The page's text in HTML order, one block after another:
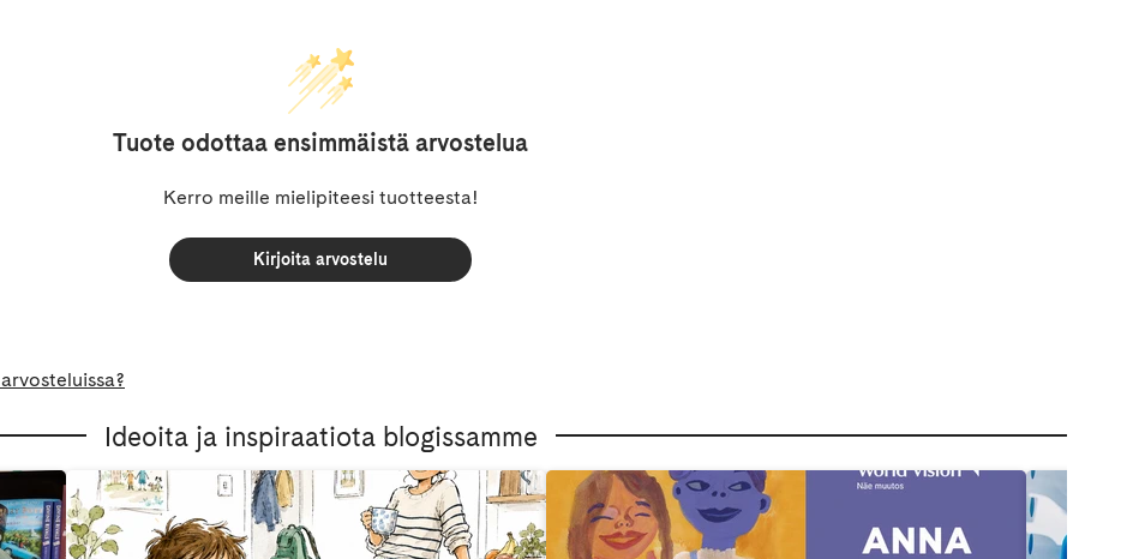
Tuote odottaa ensimmäistä arvostelua
Kerro meille mielipiteesi tuotteesta!
Kirjoita arvostelu
Ideoita ja inspiraatiota blogissamme